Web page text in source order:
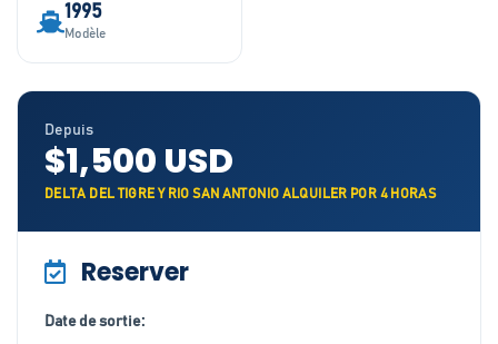
1995
Modèle
Depuis
$1,500 USD
DELTA DEL TIGRE Y RIO SAN ANTONIO ALQUILER POR 4 HORAS
Reserver
Date de sortie: